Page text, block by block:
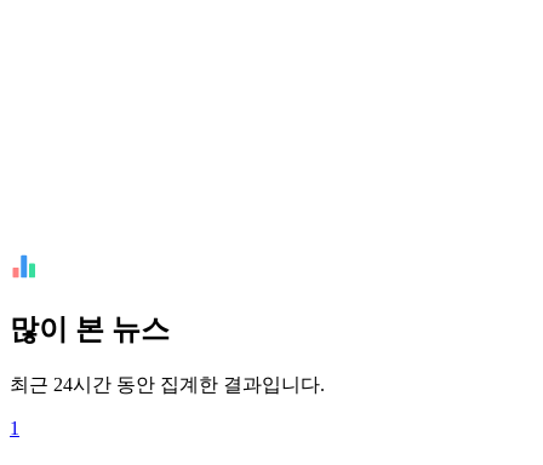
많이 본 뉴스
최근 24시간 동안 집계한 결과입니다.
1